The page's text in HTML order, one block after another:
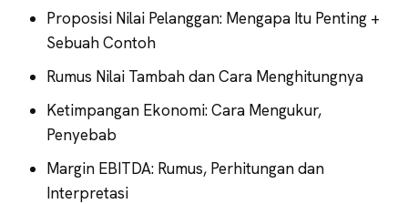
Proposisi Nilai Pelanggan: Mengapa Itu Penting +
Sebuah Contoh
Rumus Nilai Tambah dan Cara Menghitungnya
Ketimpangan Ekonomi: Cara Mengukur,
Penyebab
Margin EBITDA: Rumus, Perhitungan dan
Interpretasi